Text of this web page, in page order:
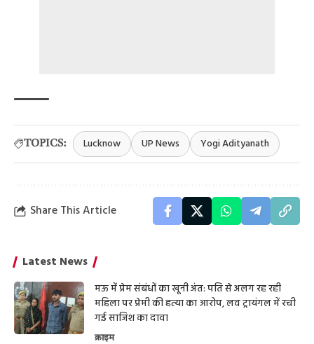
TOPICS: Lucknow UP News Yogi Adityanath
Share This Article
Latest News
मऊ में प्रेम संबंधों का खूनी अंत: पति से अलग रह रही
महिला पर प्रेमी की हत्या का आरोप, लव ट्रायंगल में रची
गई साजिश का दावा
क्राइम